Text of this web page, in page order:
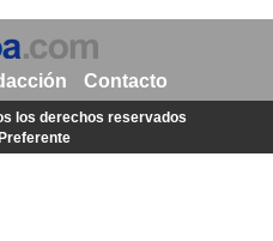
Contacto
los derechos reservados